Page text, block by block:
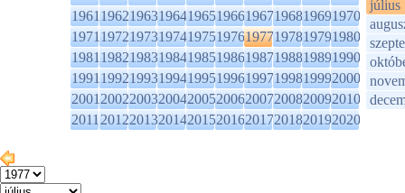
1961196219631964196519661967196819691970
1971197219731974197519761977197819791980
1981198219831984198519861987198819891990
1991199219931994199519961997199819992000
2001200220032004200520062007200820092010
2011201220132014201520162017201820192020
július